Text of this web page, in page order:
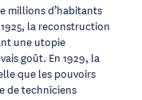
millions d’habitants
la reconstruction
une utopie
goût. En 1929, la
que les pouvoirs
de techniciens